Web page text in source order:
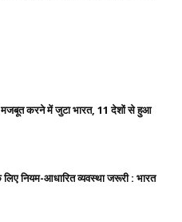
करने में जुटा भारत, 11 देशों से हुआ
लिए नियम-आधारित व्यवस्था जरूरी : भारत